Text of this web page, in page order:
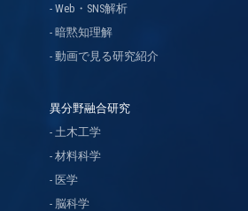
Web・SNS解析
暗黙知理解
動画で見る研究紹介
異分野融合研究
土木工学
材料科学
医学
脳科学